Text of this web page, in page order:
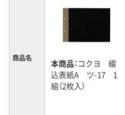
商品名 本商品：コクヨ 綴
込表紙A ツ-17 1
組（2枚入）